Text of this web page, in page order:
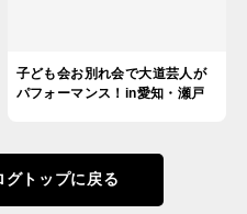
子ども会お別れ会で大道芸人が
パフォーマンス！in愛知・瀬戸
グトップに戻る